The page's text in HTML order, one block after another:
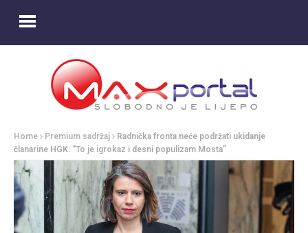
Home Premium sadržaj
Radnička fronta neće podržati ukidanje
članarine HGK: “To je igrokaz i desni populizam Mosta”